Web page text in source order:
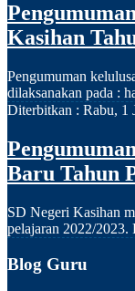
Kasihan
Pengumuman
dilaksanakan pada :
Diterbitkan : Rabu, 1
Baru Tahun
SD Negeri Kasihan
pelajaran 2022/
Blog Guru